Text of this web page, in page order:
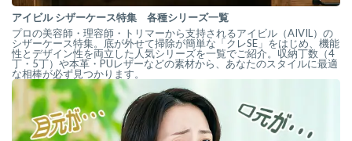
アイビル シザーケース特集 各種シリーズ一覧
プロの美容師・理容師・トリマーから支持されるアイビル（AIVIL）の
シザーケース特集。底が外せて掃除が簡単な「クレSE」をはじめ、機能
性とデザイン性を両立した人気シリーズを一覧でご紹介。収納丁数（4
丁・5丁）や本革・PUレザーなどの素材から、あなたのスタイルに最適
な相棒が必ず見つかります。